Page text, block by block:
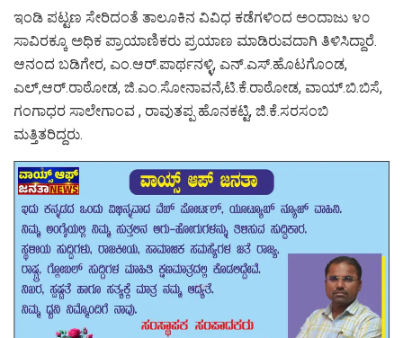
ಇಂಡಿ ಪಟ್ಟಣ ಸೇರಿದಂತೆ ತಾಲೂಕಿನ ವಿವಿಧ ಕಡೆಗಳಿಂದ ಅಂದಾಜು ೪೦
ಸಾವಿರಕ್ಕೂ ಅಧಿಕ ಪ್ರಾಯಾಣಿಕರು ಪ್ರಯಾಣ ಮಾಡಿರುವದಾಗಿ ತಿಳಿಸಿದ್ದಾರೆ.
ಆನಂದ ಬಡಿಗೇರ, ಎಂ.ಆರ್.ಪಾರ್ಥನಳ್ಳಿ, ಎನ್.ಎಸ್.ಹೊಟಗೊಂಡ,
ಎಲ್,ಆರ್.ರಾಠೋಡ, ಜಿ.ಎಂ.ಸೋನಾವನೆ,ಟಿ.ಕೆ.ರಾಠೋಡ, ವಾಯ್.ಬಿ.ಬಿಸೆ,
ಗಂಗಾಧರ ಸಾಲೇಗಾಂವ , ರಾವುತಪ್ಪ ಹೊನಕಟ್ಟಿ, ಜಿ.ಕೆ.ಸರಸಂಬಿ
ಮತ್ತಿತರಿದ್ದರು.